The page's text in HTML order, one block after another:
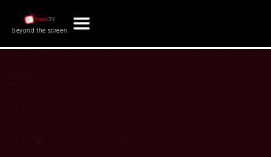
beyond the screen